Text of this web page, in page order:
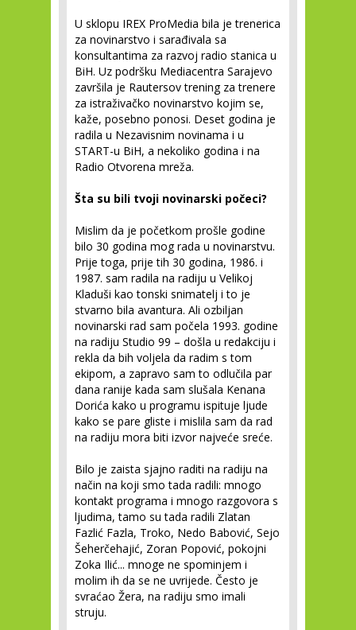
U sklopu IREX ProMedia bila je trenerica
za novinarstvo i sarađivala sa
konsultantima za razvoj radio stanica u
BiH. Uz podršku Mediacentra Sarajevo
završila je Rautersov trening za trenere
za istraživačko novinarstvo kojim se,
kaže, posebno ponosi. Deset godina je
radila u Nezavisnim novinama i u
START-u BiH, a nekoliko godina i na
Radio Otvorena mreža.
Šta su bili tvoji novinarski počeci?
Mislim da je početkom prošle godine
bilo 30 godina mog rada u novinarstvu.
Prije toga, prije tih 30 godina, 1986. i
1987. sam radila na radiju u Velikoj
Kladuši kao tonski snimatelj i to je
stvarno bila avantura. Ali ozbiljan
novinarski rad sam počela 1993. godine
na radiju Studio 99 – došla u redakciju i
rekla da bih voljela da radim s tom
ekipom, a zapravo sam to odlučila par
dana ranije kada sam slušala Kenana
Dorića kako u programu ispituje ljude
kako se pare gliste i mislila sam da rad
na radiju mora biti izvor najveće sreće.
Bilo je zaista sjajno raditi na radiju na
način na koji smo tada radili: mnogo
kontakt programa i mnogo razgovora s
ljudima, tamo su tada radili Zlatan
Fazlić Fazla, Troko, Nedo Babović, Sejo
Šeherčehajić, Zoran Popović, pokojni
Zoka Ilić... mnoge ne spominjem i
molim ih da se ne uvrijede. Često je
svraćao Žera, na radiju smo imali
struju.